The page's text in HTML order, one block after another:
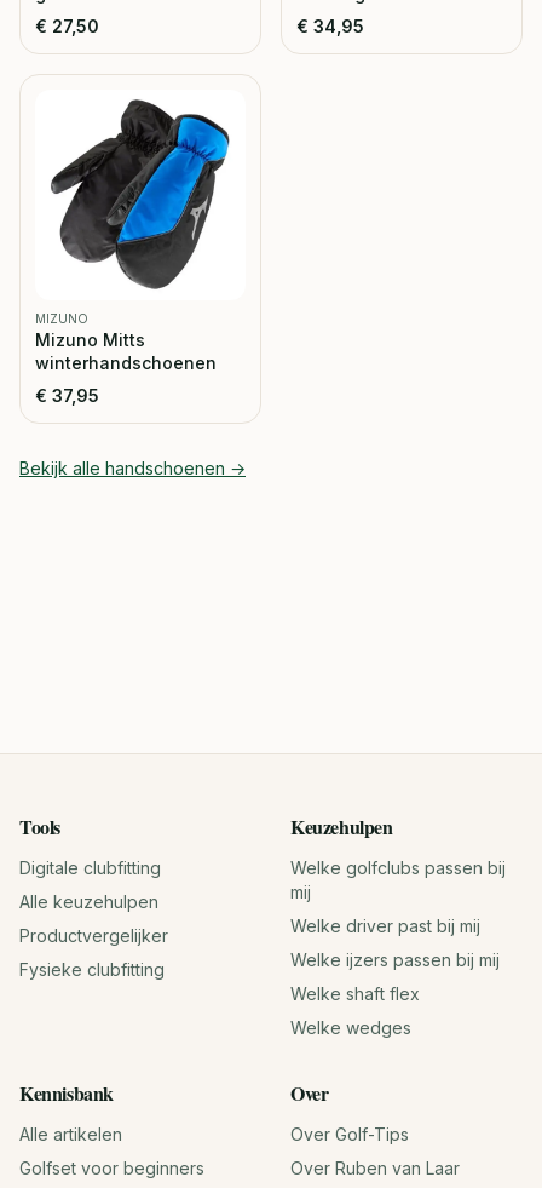
€ 27,50
€ 34,95
MIZUNO
Mizuno Mitts
winterhandschoenen
€ 37,95
Bekijk alle handschoenen →
Tools
Digitale clubfitting
Alle keuzehulpen
Productvergelijker
Fysieke clubfitting
Keuzehulpen
Welke golfclubs passen bij
mij
Welke driver past bij mij
Welke ijzers passen bij mij
Welke shaft flex
Welke wedges
Kennisbank
Alle artikelen
Golfset voor beginners
Over
Over Golf-Tips
Over Ruben van Laar